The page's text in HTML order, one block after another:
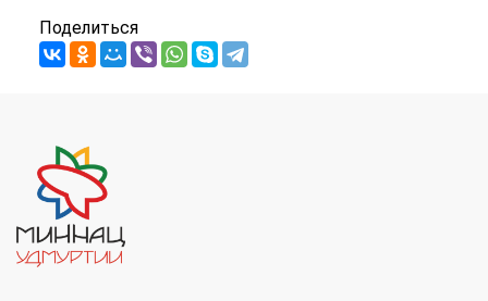
Поделиться